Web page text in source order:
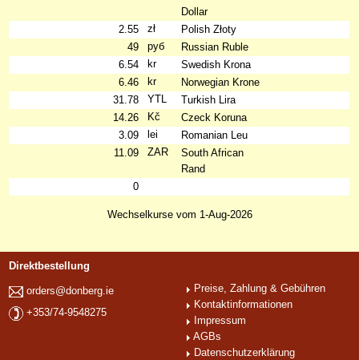
Dollar
2.55
zł
Polish Złoty
49
руб
Russian Ruble
6.54
kr
Swedish Krona
6.46
kr
Norwegian Krone
31.78
YTL
Turkish Lira
14.26
Kč
Czeck Koruna
3.09
lei
Romanian Leu
11.09
ZAR
South African
Rand
0
Wechselkurse vom 1-Aug-2026
Direktbestellung
orders@donberg.ie
+353/74-9548275
Preise, Zahlung & Gebühren
Kontaktinformationen
Impressum
AGBs
Datenschutzerklärung